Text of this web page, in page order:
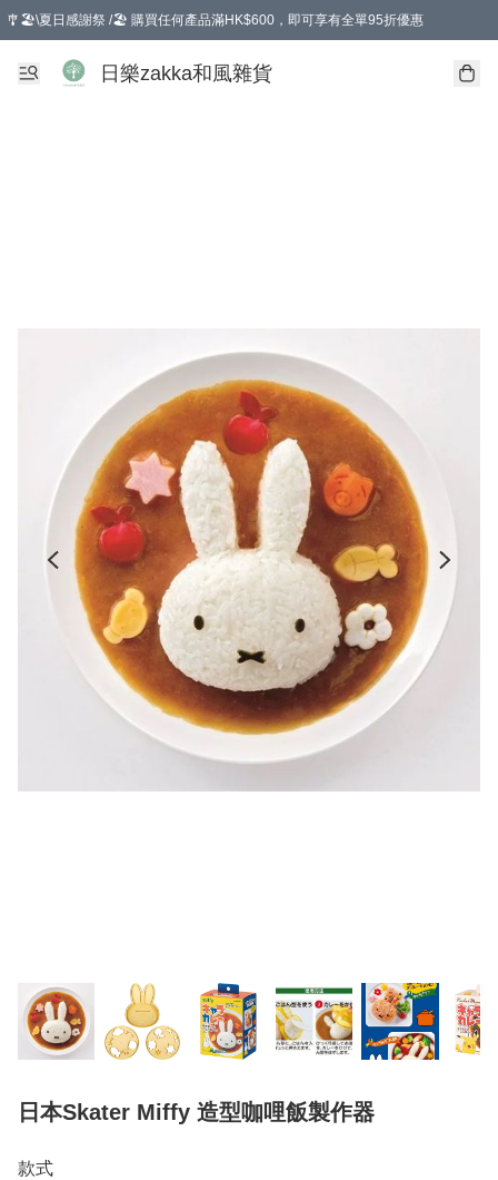
🎐🏖️\夏日感謝祭 /🏖️ 購買任何產品滿HK$600，即可享有全單95折優惠
選擇GoGoX住宅/工商地址配送，單一訂單消費購物滿HK$680(折扣後），可享有
日樂zakka和風雜貨
日本Skater Miffy 造型咖哩飯製作器
款式